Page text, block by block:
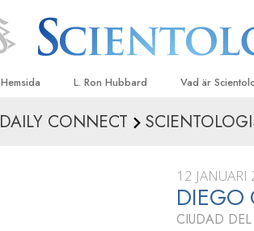
Hemsida L. Ron Hubbard Vad är
Trossatser och
Vad
Scientology
Träffa en
DAILY CONNECT
12
DIEGO
CIUDAD